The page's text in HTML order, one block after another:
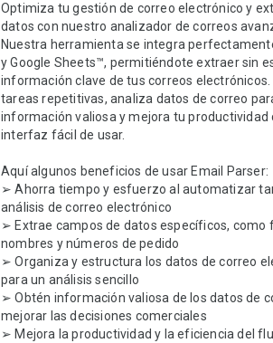
Optimiza tu gestión de correo electrónico y
datos con nuestro analizador de correos
Nuestra herramienta se integra
y Google Sheets™, permitiéndote extraer sin
información clave de tus correos
tareas repetitivas, analiza datos de correo
información valiosa y mejora tu productividad
interfaz fácil de usar.
Aquí algunos beneficios de usar Email Parser:
➢ Ahorra tiempo y esfuerzo al automatizar
análisis de correo electrónico
➢ Extrae campos de datos específicos, como
nombres y números de pedido
➢ Organiza y estructura los datos de correo
para un análisis sencillo
➢ Obtén información valiosa de los datos de
mejorar las decisiones comerciales
➢ Mejora la productividad y la eficiencia del